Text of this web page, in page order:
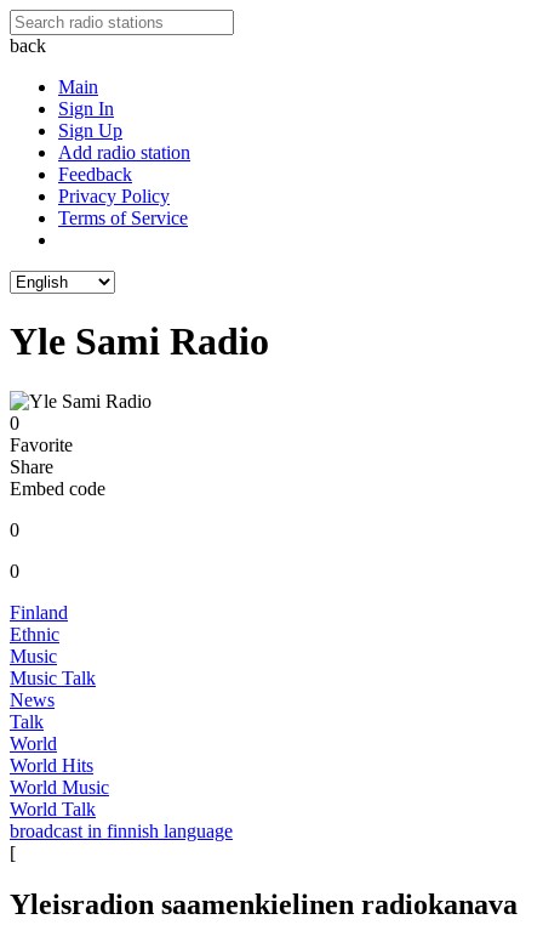
back
Main
Sign In
Sign Up
Add radio station
Feedback
Privacy Policy
Terms of Service
Yle Sami Radio
0
Favorite
Share
Embed code
0
0
Finland
Ethnic
Music
Music Talk
News
Talk
World
World Hits
World Music
World Talk
broadcast in finnish language
[
Yleisradion saamenkielinen radiokanava